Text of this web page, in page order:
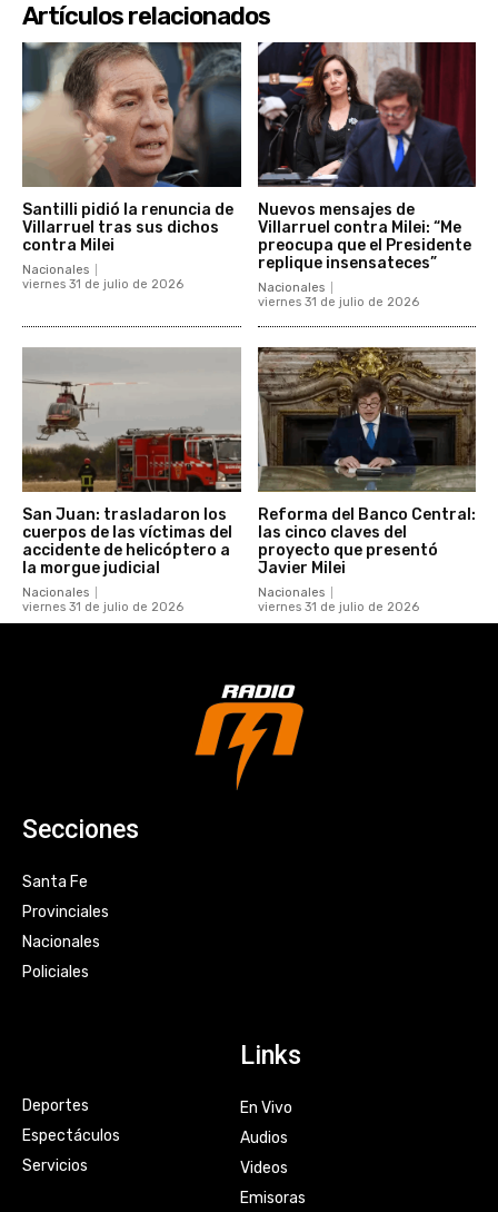
Artículos relacionados
Santilli pidió la renuncia de
Villarruel tras sus dichos
contra Milei
Nacionales
viernes 31 de julio de 2026
Nuevos mensajes de
Villarruel contra Milei: “Me
preocupa que el Presidente
replique insensateces”
Nacionales
viernes 31 de julio de 2026
San Juan: trasladaron los
cuerpos de las víctimas del
accidente de helicóptero a
la morgue judicial
Nacionales
viernes 31 de julio de 2026
Reforma del Banco Central:
las cinco claves del
proyecto que presentó
Javier Milei
Nacionales
viernes 31 de julio de 2026
Secciones
Santa Fe
Provinciales
Nacionales
Policiales
Deportes
Espectáculos
Servicios
Links
En Vivo
Audios
Videos
Emisoras